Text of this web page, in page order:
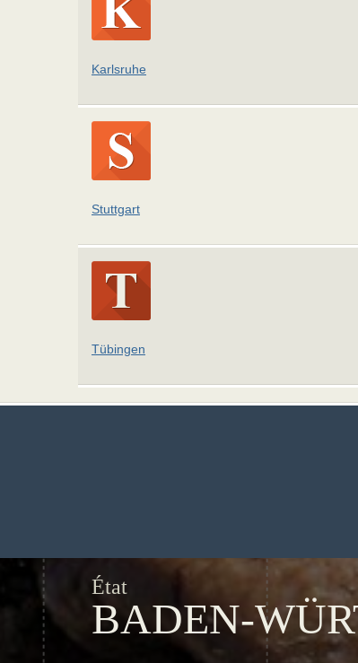
Karlsruhe
Stuttgart
Tübingen
État
BADEN-